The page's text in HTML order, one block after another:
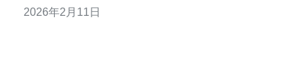
有效利用这一网络资源。 1. CN2网络的基础知识
2026年2月11日